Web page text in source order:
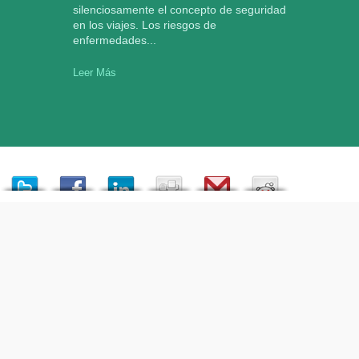
silenciosamente el concepto de seguridad
en los viajes. Los riesgos de
enfermedades...
Leer Más